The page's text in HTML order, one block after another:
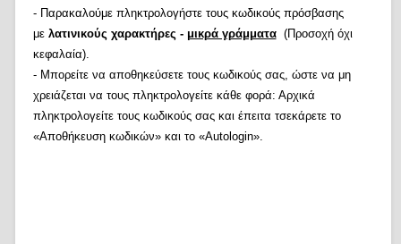
- Παρακαλούμε πληκτρολογήστε τους κωδικούς πρόσβασης
με λατινικούς χαρακτήρες - μικρά γράμματα(Προσοχή όχι
κεφαλαία).
- Μπορείτε να αποθηκεύσετε τους κωδικούς σας, ώστε να μη
χρειάζεται να τους πληκτρολογείτε κάθε φορά: Αρχικά
πληκτρολογείτε τους κωδικούς σας και έπειτα τσεκάρετε το
«Αποθήκευση κωδικών» και το «Autologin».